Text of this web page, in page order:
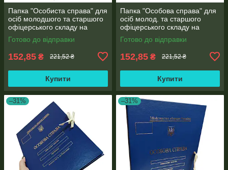
Папка "Особиста справа" для
осіб молодшого та старшого
офіцерського складу на
зав'язках А4 без клапанів,
"бумвініл 10 мм
Готово до відправки
152,85 ₴ 221,52 ₴
Купити
Папка "Особова справа" для
осіб молод. та старшого
офіцерського складу на
зав'язках А4 без клапанів,
"під золото" бумвініл (10 мм)
Готово до відправки
152,85 ₴ 221,52 ₴
Купити
–31% –31%